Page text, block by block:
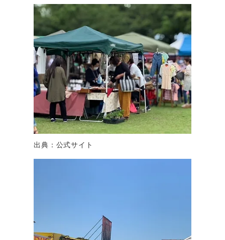
出典：公式サイト